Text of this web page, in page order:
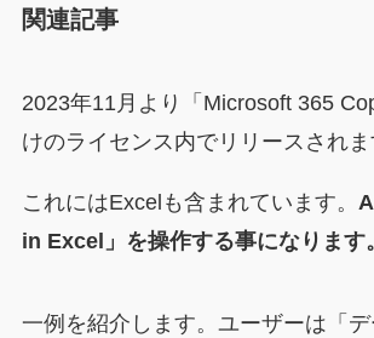
関連記事
2023年11月より「Microsoft 365
けのライセンス内でリリースされま
これにはExcelも含まれています。
in Excel」を操作する事になります。
一例を紹介します。ユーザーは「